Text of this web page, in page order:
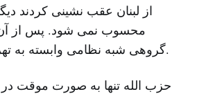
از لبنان عقب نشینی کردند
محسوب نمی شود. پس از آن
گروهی شبه نظامی وابسته به تهران و اسد مبدل شد.
حزب الله تنها به صورت موقت